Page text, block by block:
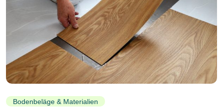
Bodenbeläge & Materialien